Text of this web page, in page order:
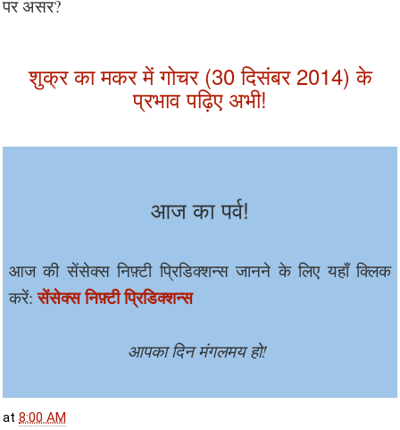
पर असर?
शुक्र का मकर में गोचर (30 दिसंबर 2014) के
प्रभाव पढ़िए अभी!
आज का पर्व!
आज की सेंसेक्स निफ़्टी प्रिडिक्शन्स जानने के लिए यहाँ क्लिक
करें: सेंसेक्स निफ़्टी प्रिडिक्शन्स
आपका दिन मंगलमय हो!
at 8:00 AM